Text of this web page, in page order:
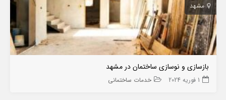
مشهد
بازسازی و نوسازی ساختمان در مشهد
1 فوریه 2024 خدمات ساختمانی